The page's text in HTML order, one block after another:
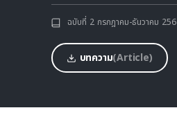
ฉบับที่ 2 กรกฎาคม-ธันวาคม
บทความ(Article)